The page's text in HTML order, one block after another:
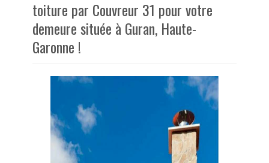
toiture par Couvreur 31 pour votre
demeure située à Guran, Haute-
Garonne !